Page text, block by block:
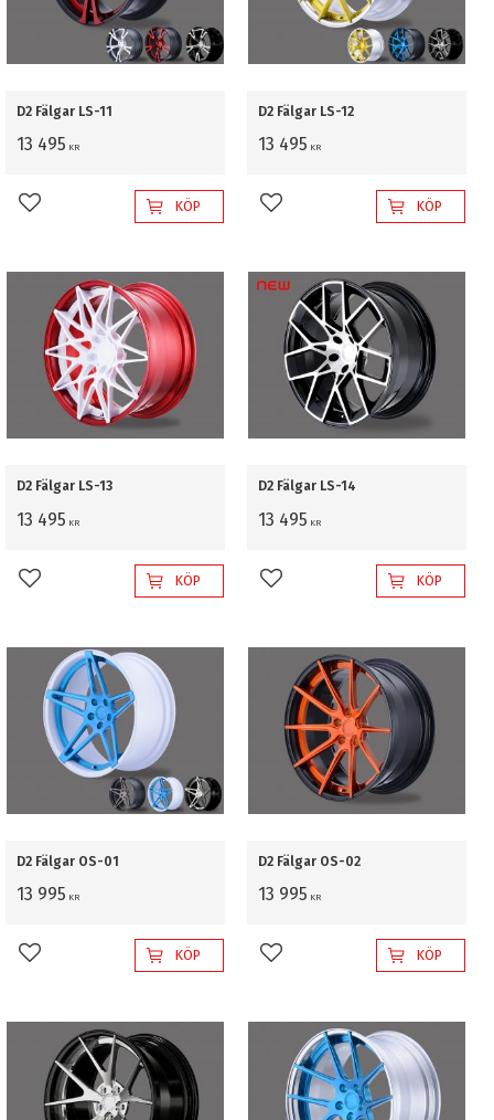
D2 Fälgar LS-11
13 495 KR
Lägg till i favoriterKÖP
D2 Fälgar LS-12
13 495 KR
Lägg till i favoriterKÖP
D2 Fälgar LS-13
13 495 KR
Lägg till i favoriterKÖP
D2 Fälgar LS-14
13 495 KR
Lägg till i favoriterKÖP
D2 Fälgar OS-01
13 995 KR
Lägg till i favoriterKÖP
D2 Fälgar OS-02
13 995 KR
Lägg till i favoriterKÖP